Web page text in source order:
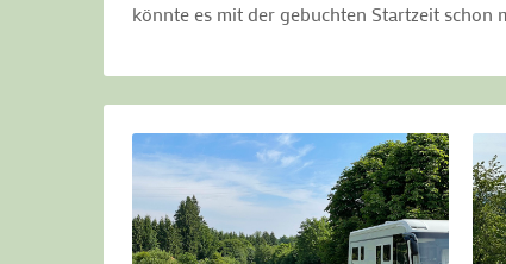
könnte es mit der gebuchten Startzeit schon